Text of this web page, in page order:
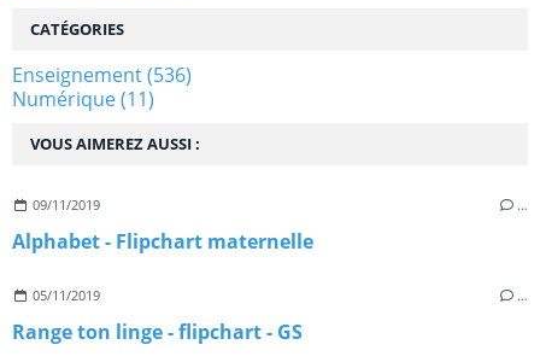
VOUS AIMEREZ AUSSI :
09/11/2019 …
Alphabet - Flipchart maternelle
05/11/2019 …
Range ton linge - flipchart - GS
CATÉGORIES
Enseignement(536)
Numérique(11)